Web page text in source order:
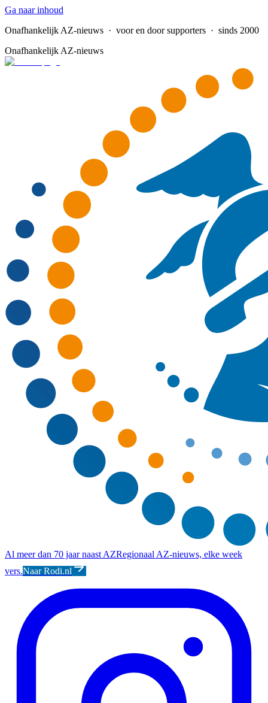
Ga naar inhoud
Onafhankelijk AZ-nieuws · voor en door supporters · sinds 2000
Onafhankelijk AZ-nieuws
Al meer dan 70 jaar naast AZRegionaal AZ-nieuws, elke week
vers.Naar Rodi.nl